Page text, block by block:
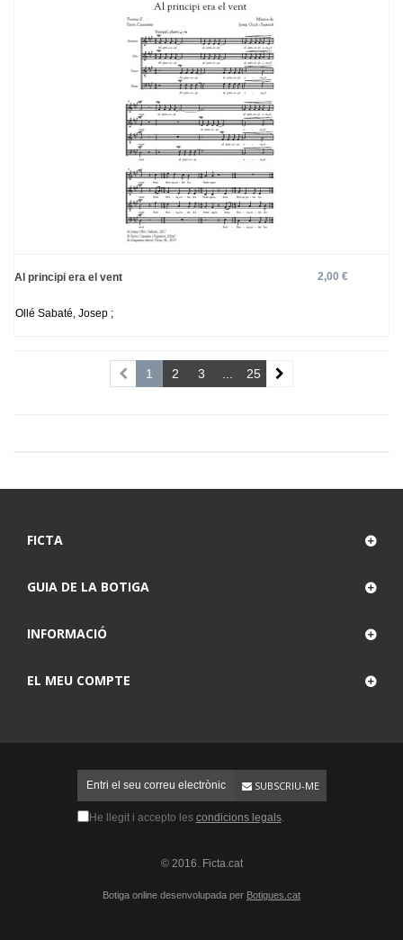
Al principi era el vent 2,00 €
Ollé Sabaté, Josep ;
1 2 3 25
FICTA
GUIA DE LA BOTIGA
INFORMACIÓ
EL MEU COMPTE
SUBSCRIU-ME
He llegit i accepto les condicions legals.
© 2016. Ficta.cat
Botiga online desenvolupada per Botigues.cat